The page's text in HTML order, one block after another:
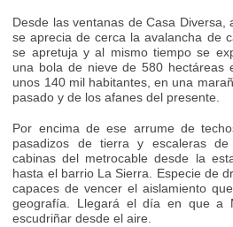
Desde las ventanas de Casa Diversa,
se aprecia de cerca la avalancha de
se apretuja y al mismo tiempo se
una bola de nieve de 580 hectáreas
unos 140 mil habitantes, en una
pasado y de los afanes del presente.
Por encima de ese arrume de
pasadizos de tierra y escaleras
cabinas del metrocable desde la
hasta el barrio La Sierra. Especie de
capaces de vencer el aislamiento
geografía. Llegará el día en que a
escudriñar desde el aire.